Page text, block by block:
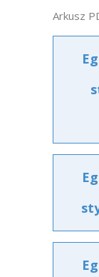
Arkusz